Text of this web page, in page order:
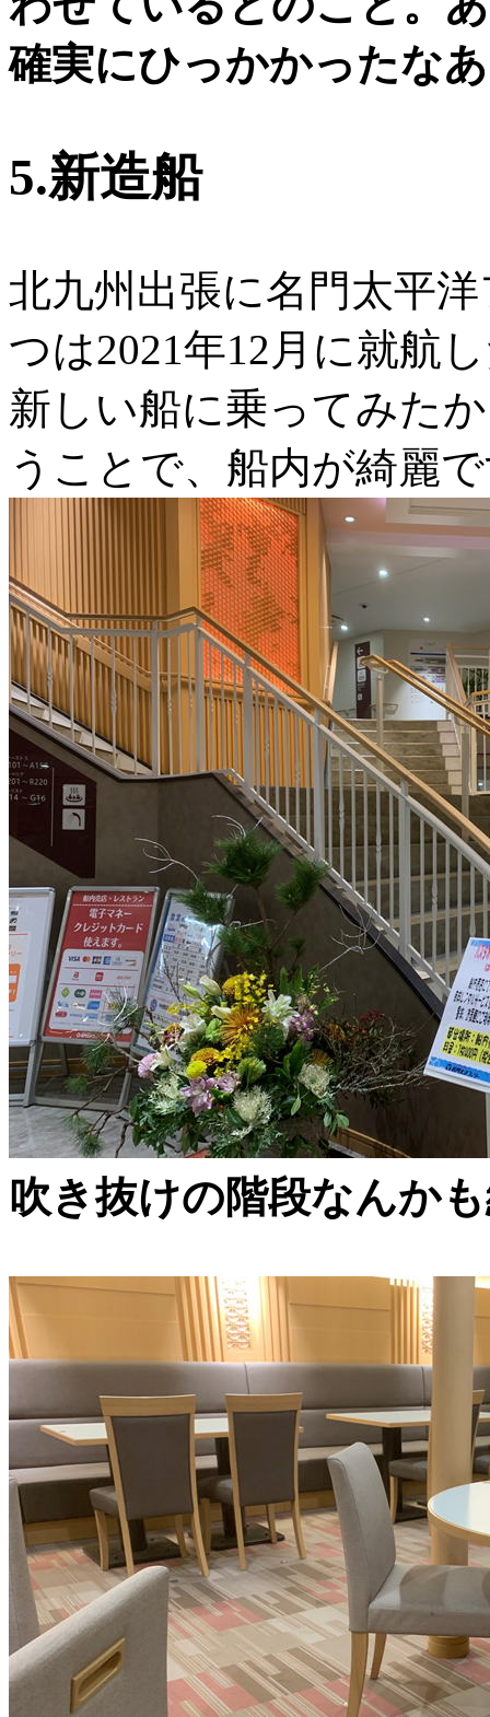
確実にひっかかったな
5.新造船
北九州出張に名門太平
つは2021年12月に就航
新しい船に乗ってみた
うことで、船内が綺麗
吹き抜けの階段なんか